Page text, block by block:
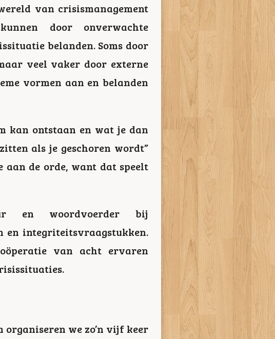
van crisismanagement
door onverwachte
belanden. Soms door
veel vaker door externe
vormen aan en belanden
kan ontstaan en wat je dan
als je geschoren wordt”
de orde, want dat speelt
en woordvoerder bij
en integriteitsvraagstukken.
van acht ervaren
we zo’n vijf keer